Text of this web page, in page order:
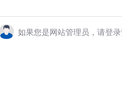
如果您是网站管理员，请登